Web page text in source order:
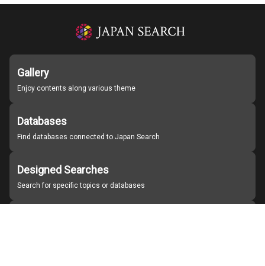
Gallery
Enjoy contents along various theme
Databases
Find databases connected to Japan Search
Designed Searches
Search for specific topics or databases